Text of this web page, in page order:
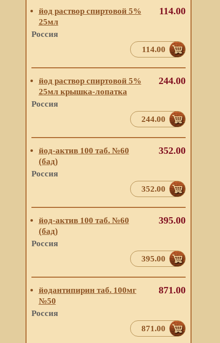
йод раствор спиртовой 5%
25мл
Россия
114.00
114.00
йод раствор спиртовой 5%
25мл крышка-лопатка
Россия
244.00
244.00
йод-актив 100 таб. №60
(бад)
Россия
352.00
352.00
йод-актив 100 таб. №60
(бад)
Россия
395.00
395.00
йодантипирин таб. 100мг
№50
Россия
871.00
871.00